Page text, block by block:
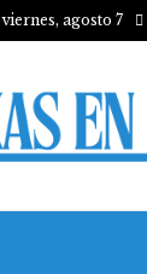
viernes, agosto 7